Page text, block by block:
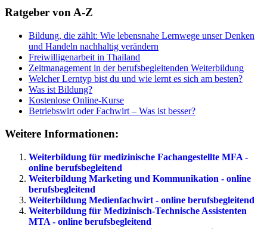
Ratgeber von A-Z
Bildung, die zählt: Wie lebensnahe Lernwege unser Denken
und Handeln nachhaltig verändern
Freiwilligenarbeit in Thailand
Zeitmanagement in der berufsbegleitenden Weiterbildung
Welcher Lerntyp bist du und wie lernt es sich am besten?
Was ist Bildung?
Kostenlose Online-Kurse
Betriebswirt oder Fachwirt – Was ist besser?
Weitere Informationen:
Weiterbildung für medizinische Fachangestellte MFA -
online berufsbegleitend
Weiterbildung Marketing und Kommunikation - online
berufsbegleitend
Weiterbildung Medienfachwirt - online berufsbegleitend
Weiterbildung für Medizinisch-Technische Assistenten
MTA - online berufsbegleitend